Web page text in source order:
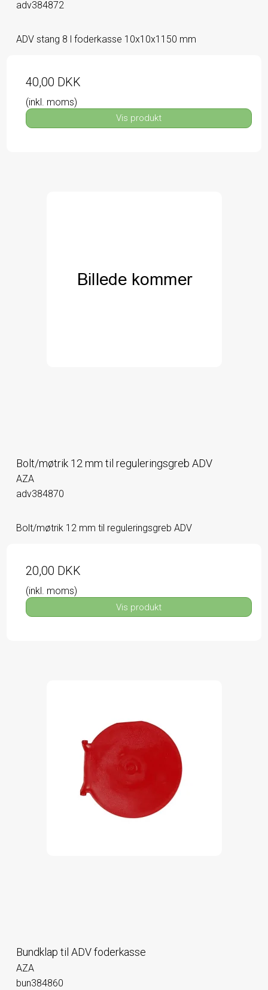
adv384872
ADV stang 8 l foderkasse 10x10x1150 mm
40,00 DKK
(inkl. moms)
Vis produkt
Bolt/møtrik 12 mm til reguleringsgreb ADV
AZA
adv384870
Bolt/møtrik 12 mm til reguleringsgreb ADV
20,00 DKK
(inkl. moms)
Vis produkt
Bundklap til ADV foderkasse
AZA
bun384860